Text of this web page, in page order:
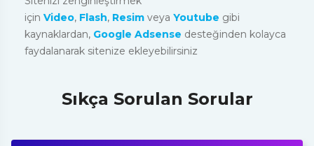
için Video, Flash, Resim veya Youtube gibi
kaynaklardan, Google Adsense desteğinden kolayca
faydalanarak sitenize ekleyebilirsiniz
Sıkça Sorulan Sorular